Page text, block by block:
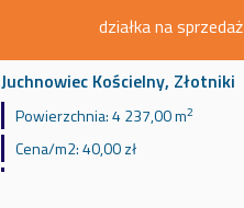
działka na sprzedaż
Juchnowiec Kościelny, Złotniki
Powierzchnia:4 237,00 m2
Cena/m2:40,00 zł